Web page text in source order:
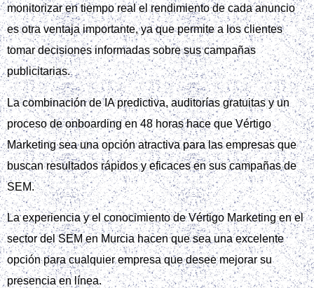
monitorizar en tiempo real el rendimiento de cada anuncio
es otra ventaja importante, ya que permite a los clientes
tomar decisiones informadas sobre sus campañas
publicitarias.
La combinación de IA predictiva, auditorías gratuitas y un
proceso de onboarding en 48 horas hace que Vértigo
Marketing sea una opción atractiva para las empresas que
buscan resultados rápidos y eficaces en sus campañas de
SEM.
La experiencia y el conocimiento de Vértigo Marketing en el
sector del SEM en Murcia hacen que sea una excelente
opción para cualquier empresa que desee mejorar su
presencia en línea.